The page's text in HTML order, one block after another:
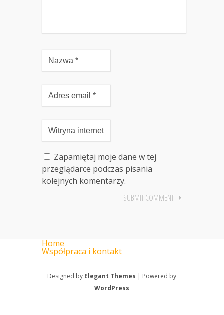
Zapamiętaj moje dane w tej
przeglądarce podczas pisania
kolejnych komentarzy.
Home
Współpraca i kontakt
Designed by Elegant Themes | Powered by
WordPress